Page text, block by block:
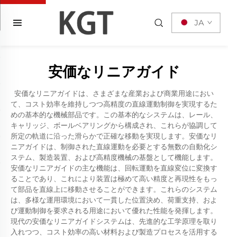
JA
安価なリニアガイド
安価なリニアガイドは、さまざまな産業および商業用途におい
て、コスト効率を維持しつつ高精度の直線運動制御を実現するた
めの基本的な機械部品です。この基本的なシステムは、レール、
キャリッジ、ボールベアリングから構成され、これらが協調して
所定の軌道に沿った滑らかで正確な移動を実現します。安価なリ
ニアガイドは、制御された直線運動を必要とする無数の自動化シ
ステム、製造装置、および高精度機械の基盤として機能します。
安価なリニアガイドの主な機能は、回転運動を直線変位に変換す
ることであり、これにより装置は極めて高い精度と再現性をもっ
て部品を直線上に移動させることができます。これらのシステム
は、多様な運用環境において一貫した位置決め、荷重支持、およ
び運動制御を要求される用途において優れた性能を発揮します。
現代の安価なリニアガイドシステムは、先進的な工学原理を取り
入れつつ、コスト効率の高い材料および製造プロセスを活用する